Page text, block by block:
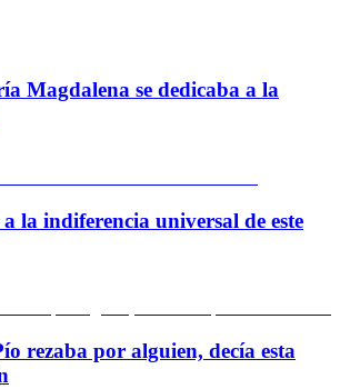
Magdalena se dedicaba a la
la indiferencia universal de este
rezaba por alguien, decía esta